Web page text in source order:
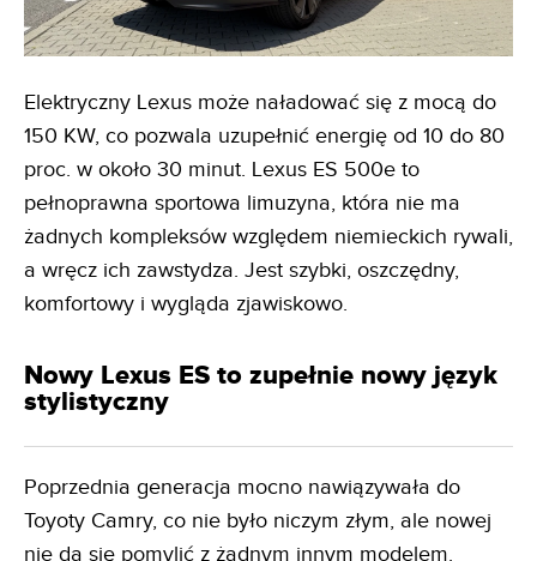
Elektryczny Lexus może naładować się z mocą do
150 KW, co pozwala uzupełnić energię od 10 do 80
proc. w około 30 minut. Lexus ES 500e to
pełnoprawna sportowa limuzyna, która nie ma
żadnych kompleksów względem niemieckich rywali,
a wręcz ich zawstydza. Jest szybki, oszczędny,
komfortowy i wygląda zjawiskowo.
Nowy Lexus ES to zupełnie nowy język
stylistyczny
Poprzednia generacja mocno nawiązywała do
Toyoty Camry, co nie było niczym złym, ale nowej
nie da się pomylić z żadnym innym modelem.